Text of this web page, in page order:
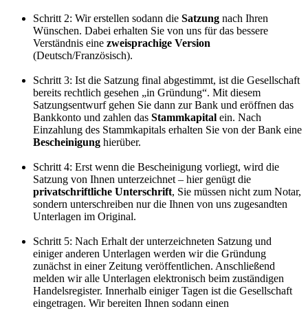
Schritt 2: Wir erstellen sodann die Satzung nach Ihren
Wünschen. Dabei erhalten Sie von uns für das bessere
Verständnis eine zweisprachige Version
(Deutsch/Französisch).
Schritt 3: Ist die Satzung final abgestimmt, ist die Gesellschaft
bereits rechtlich gesehen „in Gründung“. Mit diesem
Satzungsentwurf gehen Sie dann zur Bank und eröffnen das
Bankkonto und zahlen das Stammkapital ein. Nach
Einzahlung des Stammkapitals erhalten Sie von der Bank eine
Bescheinigung hierüber.
Schritt 4: Erst wenn die Bescheinigung vorliegt, wird die
Satzung von Ihnen unterzeichnet – hier genügt die
privatschriftliche Unterschrift, Sie müssen nicht zum Notar,
sondern unterschreiben nur die Ihnen von uns zugesandten
Unterlagen im Original.
Schritt 5: Nach Erhalt der unterzeichneten Satzung und
einiger anderen Unterlagen werden wir die Gründung
zunächst in einer Zeitung veröffentlichen. Anschließend
melden wir alle Unterlagen elektronisch beim zuständigen
Handelsregister. Innerhalb einiger Tagen ist die Gesellschaft
eingetragen. Wir bereiten Ihnen sodann einen